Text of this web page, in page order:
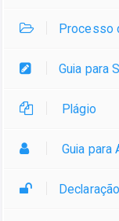
Processo
Guia para
Plágio
Guia para